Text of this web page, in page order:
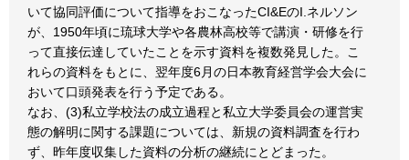
いて協同評価について指導をおこなったCI&EのI.ネルソン
が、1950年頃に琉球大学や各農林高校等で講演・研修を行
って直接伝達していたことを示す資料を複数発見した。こ
れらの資料をもとに、翌年度6月の日本教育経営学会大会に
おいて口頭発表を行う予定である。
なお、(3)私立学校法の成立過程と私立大学委員会の運営実
態の解明に関する課題については、新規の資料調査を行わ
ず、昨年度収集した資料の分析の継続にとどまった。